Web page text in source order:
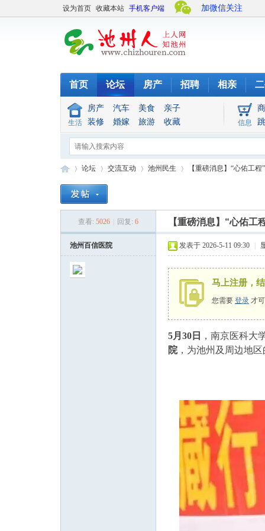
设为首页 收藏本站 手机客户端
首页 论坛 房产 招聘 相亲
生活
房产 汽车 美食
亲子
装修
婚嫁 旅游 收藏 信息
加微信关注
论坛
›
交流互动
›
池州民生
›
【重磅消息】“心佑工
查看: 5026 回复: 6 【重磅消息】“心佑工
池州百信医院 发表于 2026-5-11 09:30
马上注册，
您需要 登录 才
5月30日
，南京医科大
院，为池州及周边地